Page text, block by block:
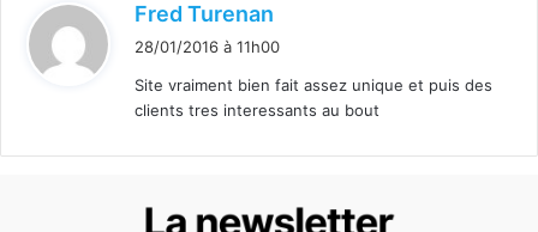
Fred Turenan
i
:
28/01/2016 à 11h00
Site vraiment bien fait assez unique et puis des
clients tres interessants au bout